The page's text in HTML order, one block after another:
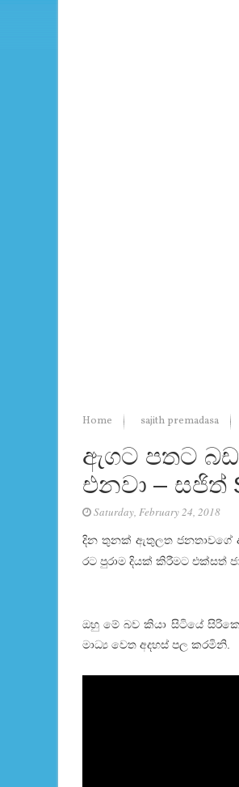
Home sajith premadasa
ඇගට පතට
එනවා – සජිත්
Saturday, February 24, 2018
දින තුනක් ඇතුලත ජනතාවගේ
රට පුරාම දියක් කිරීමට එක්සත්
ඔහු මේ බව කියා සිටියේ
මාධ්‍ය වෙත අදහස් පල කරමිනි.